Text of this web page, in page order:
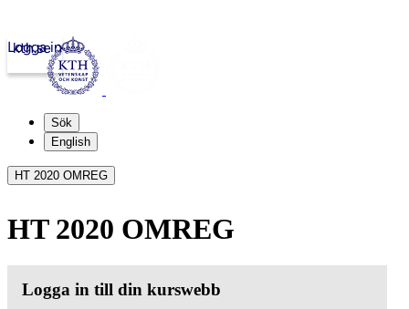
kth.se
Logga in
Sök
English
HT 2020 OMREG
HT 2020 OMREG
Logga in till din kurswebb